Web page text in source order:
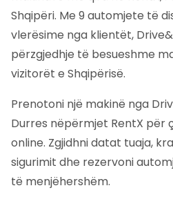
Shqipëri. Me 9 automjete të
vlerësime nga klientët,
përzgjedhje të besueshme
vizitorët e Shqipërisë.
Prenotoni një makinë nga
Durres nëpërmjet RentX për
online. Zgjidhni datat tuaja,
sigurimit dhe rezervoni
të menjëhershëm.